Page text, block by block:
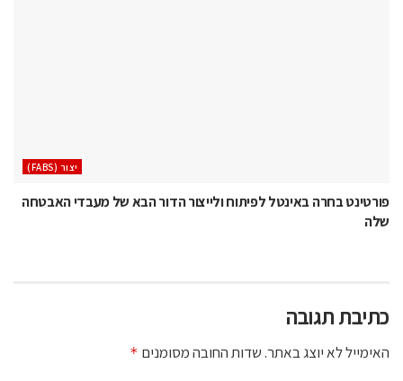
‫יצור (‪(FABS‬‬
פורטינט בחרה באינטל לפיתוח ולייצור הדור הבא של מעבדי האבטחה
שלה
כתיבת תגובה
האימייל לא יוצג באתר.שדות החובה מסומנים *